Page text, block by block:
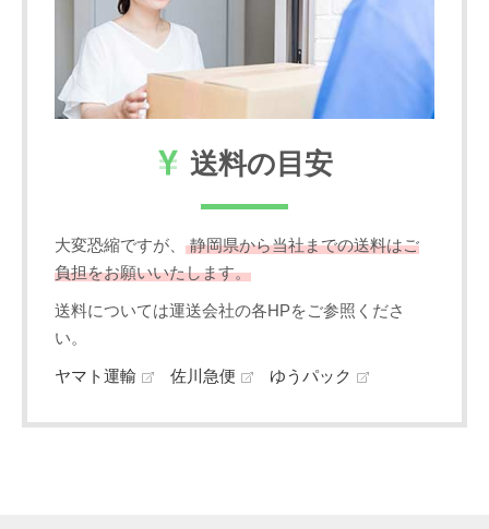
送料の目安
大変恐縮ですが、 静岡県から当社までの送料はご
負担をお願いいたします。
送料については運送会社の各HPをご参照くださ
い。
ヤマト運輸 佐川急便 ゆうパック